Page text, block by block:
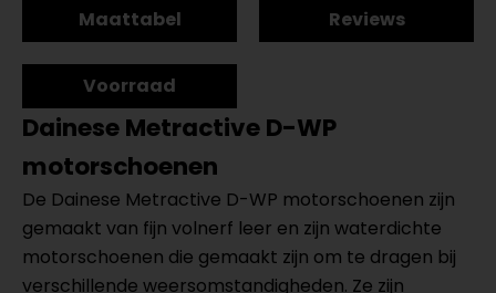
Maattabel Reviews
Voorraad
Dainese Metractive D-WP
motorschoenen
De Dainese Metractive D-WP motorschoenen zijn
gemaakt van fijn volnerf leer en zijn waterdichte
motorschoenen die gemaakt zijn om te dragen bij
verschillende weersomstandigheden. Ze zijn